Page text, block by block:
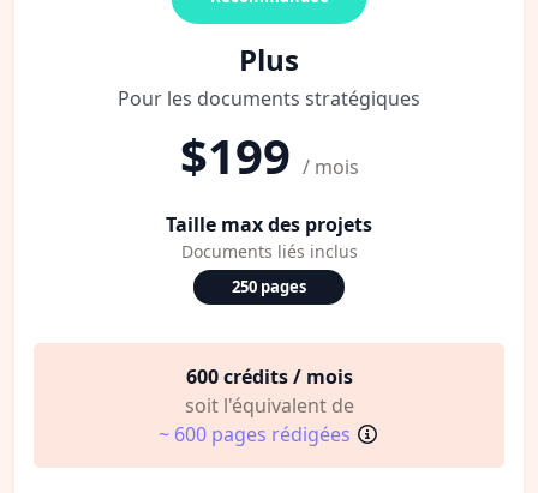
Plus
Pour les documents stratégiques
$199 / mois
Taille max des projets
Documents liés inclus
250 pages
600 crédits / mois
soit l'équivalent de
~ 600 pages rédigées